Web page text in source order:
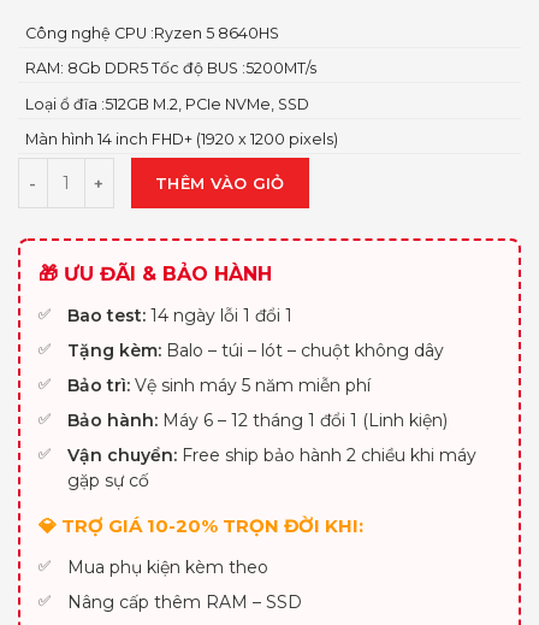
Công nghệ CPU :Ryzen 5 8640HS
RAM: 8Gb DDR5 Tốc độ BUS :5200MT/s
Loại ổ đĩa :512GB M.2, PCIe NVMe, SSD
Màn hình 14 inch FHD+ (1920 x 1200 pixels)
THÊM VÀO GIỎ
🎁 ƯU ĐÃI & BẢO HÀNH
Bao test: 14 ngày lỗi 1 đổi 1
Tặng kèm: Balo – túi – lót – chuột không dây
Bảo trì: Vệ sinh máy 5 năm miễn phí
Bảo hành: Máy 6 – 12 tháng 1 đổi 1 (Linh kiện)
Vận chuyển: Free ship bảo hành 2 chiều khi máy
gặp sự cố
💎 TRỢ GIÁ 10-20% TRỌN ĐỜI KHI:
Mua phụ kiện kèm theo
Nâng cấp thêm RAM – SSD